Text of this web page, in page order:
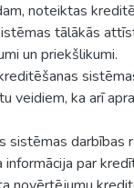
noteiktas
tālākās
un priekšlikumi.
veidiem, ka arī
sistēmas darbības
par